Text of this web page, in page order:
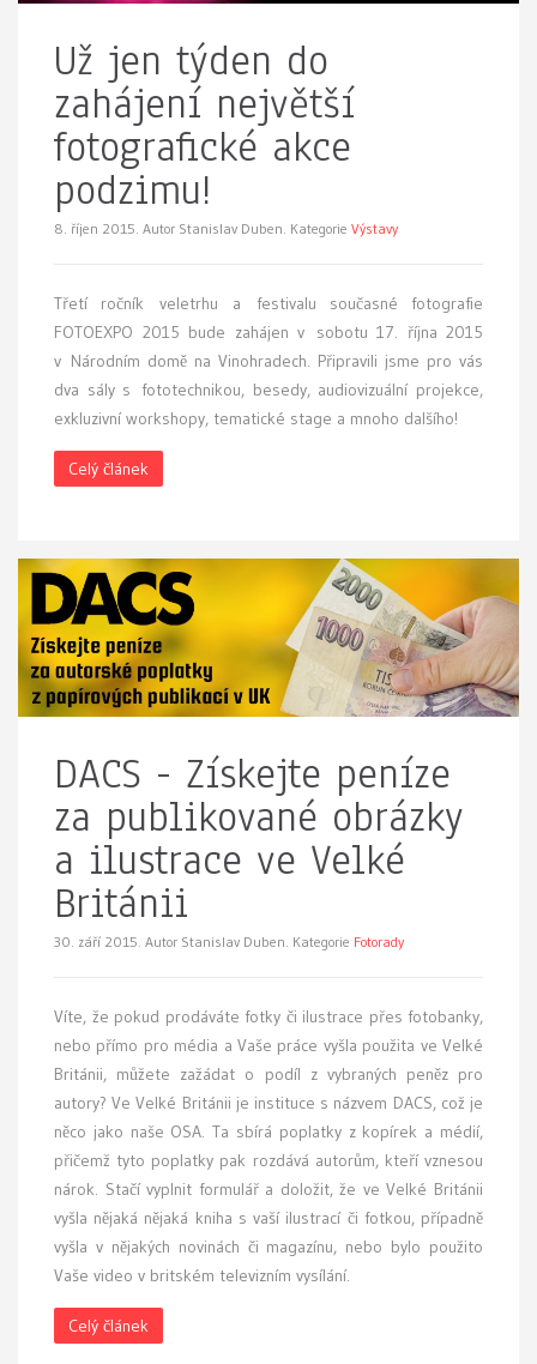
Už jen týden do
zahájení největší
fotografické akce
podzimu!
8. říjen 2015. Autor Stanislav Duben. Kategorie Výstavy
Třetí ročník veletrhu a festivalu současné fotografie
FOTOEXPO 2015 bude zahájen v sobotu 17. října 2015
v Národním domě na Vinohradech. Připravili jsme pro vás
dva sály s fototechnikou, besedy, audiovizuální projekce,
exkluzivní workshopy, tematické stage a mnoho dalšího!
Celý článek
DACS - Získejte peníze
za publikované obrázky
a ilustrace ve Velké
Británii
30. září 2015. Autor Stanislav Duben. Kategorie Fotorady
Víte, že pokud prodáváte fotky či ilustrace přes fotobanky,
nebo přímo pro média a Vaše práce vyšla použita ve Velké
Británii, můžete zažádat o podíl z vybraných peněz pro
autory? Ve Velké Británii je instituce s názvem DACS, což je
něco jako naše OSA. Ta sbírá poplatky z kopírek a médií,
přičemž tyto poplatky pak rozdává autorům, kteří vznesou
nárok. Stačí vyplnit formulář a doložit, že ve Velké Británii
vyšla nějaká nějaká kniha s vaší ilustrací či fotkou, případně
vyšla v nějakých novinách či magazínu, nebo bylo použito
Vaše video v britském televizním vysílání.
Celý článek